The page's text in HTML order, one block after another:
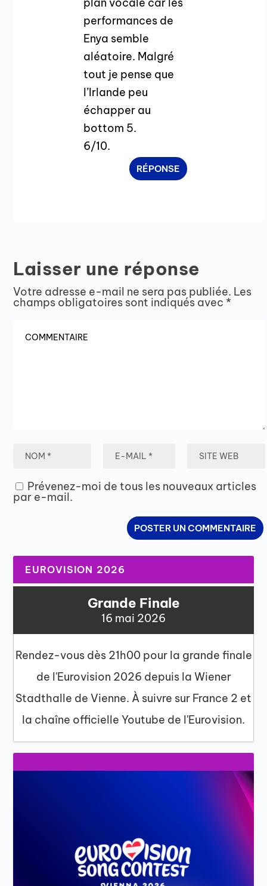
performances de
Enya semble
aléatoire. Malgré
tout je pense que
l’Irlande peu
échapper au
bottom 5.
6/10.
RÉPONSE
Laisser une réponse
Votre adresse e-mail ne sera pas publiée. Les
champs obligatoires sont indiqués avec *
Prévenez-moi de tous les nouveaux articles
par e-mail.
EUROVISION 2026
Grande Finale
16 mai 2026
Rendez-vous dès 21h00 pour la grande finale
de l'Eurovision 2026 depuis la Wiener
Stadthalle de Vienne. À suivre sur France 2 et
la chaîne officielle Youtube de l'Eurovision.